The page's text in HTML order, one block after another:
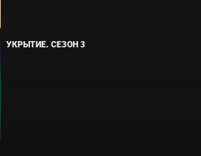
УКРЫТИЕ. СЕЗОН 3